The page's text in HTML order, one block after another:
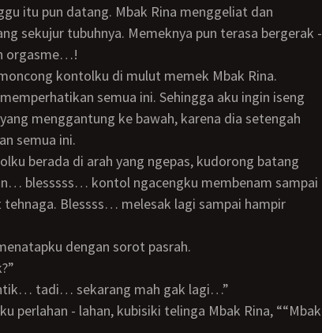
sekujur tubuhnya. Memeknya pun terasa bergerak -
orgasme…!
kontolku di mulut memek Mbak Rina.
menggantung ke bawah, karena dia setengah
semua ini.
blesssss… kontol ngacengku membenam sampai
Blessss… melesak lagi sampai hampir
menatapku dengan sorot pasrah.
tadi… sekarang mah gak lagi…”